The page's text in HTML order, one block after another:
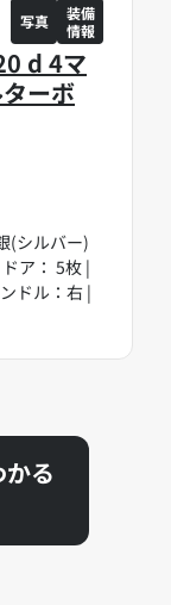
d 4マ
ーボ
(シルバー)
ア： 5枚 |
ドル：右 |
写真
装備
情報
る